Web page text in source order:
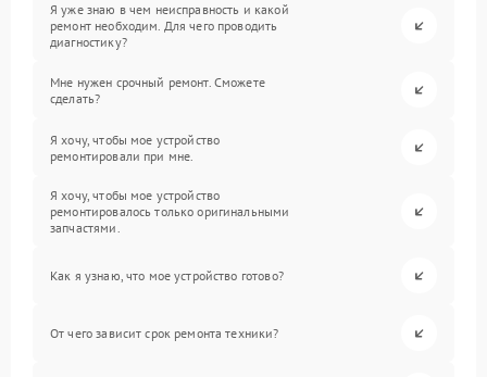
Я уже знаю в чем неисправность и какой
ремонт необходим. Для чего проводить
диагностику?
Мне нужен срочный ремонт. Сможете
сделать?
Я хочу, чтобы мое устройство
ремонтировали при мне.
Я хочу, чтобы мое устройство
ремонтировалось только оригинальными
запчастями.
Как я узнаю, что мое устройство готово?
От чего зависит срок ремонта техники?